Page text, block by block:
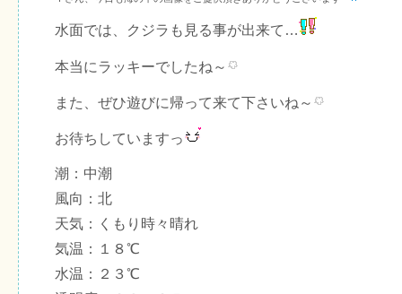
水面では、クジラも見る事が出来て…
本当にラッキーでしたね～
また、ぜひ遊びに帰って来て下さいね～
お待ちしていますっ
潮：中潮
風向：北
天気：くもり時々晴れ
気温：１８℃
水温：２３℃